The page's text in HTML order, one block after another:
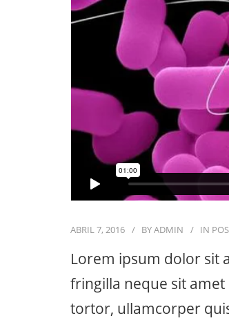
ABRIL 7, 2016 BYADMIN IN
Lorem ipsum dolor sit
fringilla neque sit
tortor, ullamcorper